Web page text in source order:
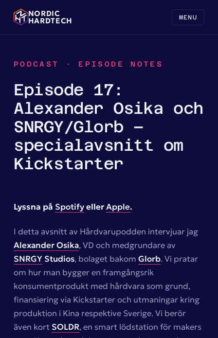
NORDIC
HARDTECH MENU
PODCAST · EPISODE NOTES
Episode 17:
Alexander Osika och
SNRGY/Glorb –
specialavsnitt om
Kickstarter
Lyssna på SpotifyellerApple.
I detta avsnitt av Hårdvarupodden intervjuar jag
Alexander Osika, VD och medgrundare av
SNRGY Studios, bolaget bakom Glorb. Vi pratar
om hur man bygger en framgångsrik
konsumentprodukt med hårdvara som grund,
finansiering via Kickstarter och utmaningar kring
produktion i Kina respektive Sverige. Vi berör
även kort SOLDR, en smart lödstation för makers